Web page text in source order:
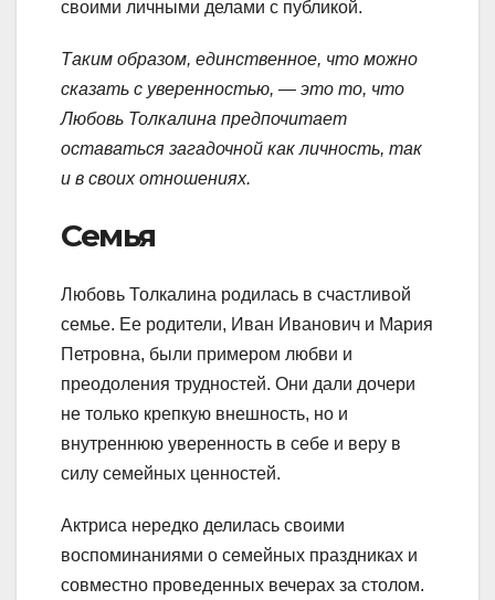
своими личными делами с публикой.
Таким образом, единственное, что можно
сказать с уверенностью, — это то, что
Любовь Толкалина предпочитает
оставаться загадочной как личность, так
и в своих отношениях.
Семья
Любовь Толкалина родилась в счастливой
семье. Ее родители, Иван Иванович и Мария
Петровна, были примером любви и
преодоления трудностей. Они дали дочери
не только крепкую внешность, но и
внутреннюю уверенность в себе и веру в
силу семейных ценностей.
Актриса нередко делилась своими
воспоминаниями о семейных праздниках и
совместно проведенных вечерах за столом.